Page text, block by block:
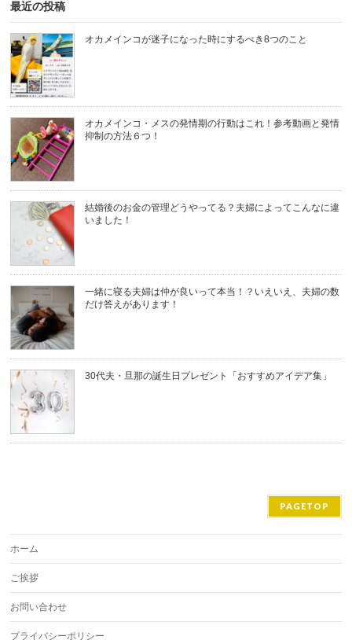
最近の投稿
オカメインコが迷子になった時にするべき8つのこと
オカメインコ・メスの発情期の行動はこれ！参考動画と発情
抑制の方法６つ！
結婚後のお金の管理どうやってる？夫婦によってこんなに違
いました！
一緒に寝る夫婦は仲が良いって本当！？いえいえ、夫婦の数
だけ答えがあります！
30代夫・旦那の誕生日プレゼント「おすすめアイデア集」
PAGETOP
ホーム
ご挨拶
お問い合わせ
プライバシーポリシー